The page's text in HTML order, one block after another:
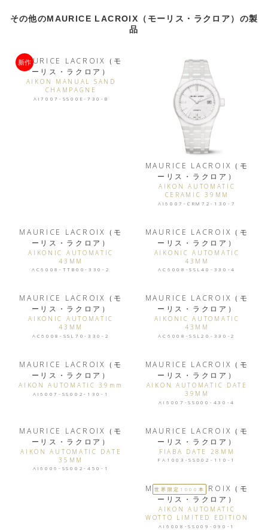
その他のMAURICE LACROIX（モーリス・ラクロア）の製
品
新作
MAURICE LACROIX（モ
ーリス・ラクロア）
AIKON MANUAL SAND
CHAMPAGNE
AI7007-SS00E-730-B
MAURICE LACROIX（モ
ーリス・ラクロア）
AIKON AUTOMATIC
CERAMIC 39MM
AI6007-CRM72-130-7
MAURICE LACROIX（モ
ーリス・ラクロア）
AIKONIC AUTOMATIC
43MM
AC6008-TTB00-330-2
MAURICE LACROIX（モ
ーリス・ラクロア）
AIKONIC AUTOMATIC
43MM
AC6008-SSL40-330-4
MAURICE LACROIX（モ
ーリス・ラクロア）
AIKONIC AUTOMATIC
43MM
AC6008-SSL70-330-2
MAURICE LACROIX（モ
ーリス・ラクロア）
AIKONIC AUTOMATIC
43MM
AC6008-SSL20-330-2
MAURICE LACROIX（モ
ーリス・ラクロア）
AIKON AUTOMATIC 39mm
AI6007-SS002-130-1
MAURICE LACROIX（モ
ーリス・ラクロア）
AIKON AUTOMATIC DATE
39MM
AI6007-SS000-430-4
MAURICE LACROIX（モ
ーリス・ラクロア）
AIKON AUTOMATIC DATE
35MM
AI6006-SS002-450-1
MAURICE LACROIX（モ
ーリス・ラクロア）
FIABA DATE 28MM
FA1003-SS002-110-1
世界限定1000本
MAURICE LACROIX（モ
ーリス・ラクロア）
AIKON AUTOMATIC
WOTTO LIMITED EDITION
AI6008-SS009-090-1